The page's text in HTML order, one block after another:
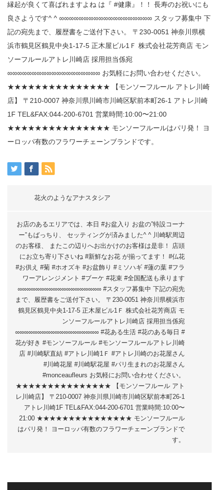
花火のようなアナスタシア️
お店のあるエリアでは、本日 #お盆入り お盆の”特設コーナ
ー”もばっちり、 セッティングが済みました^ ^ 川崎駅周辺
のお客様、 またこの辺りへお出かけのお客様は是非！ 店頭
にお立ち寄り下さいね #新鮮なお花 が揃ってます！ #仏花
#お供え #菊 #ホオズキ #お盆飾り #ミソハギ #蓮の葉 #フラ
ワーアレンジメント #ブーケ #花束 #全国配送も承ります
∞∞∞∞∞∞∞∞∞∞∞∞∞∞∞∞∞∞∞ #スタッフ募集中 下記の宛先
まで、履歴書をご送付下さい。 〒230-0051 神奈川県横浜市
鶴見区鶴見中央1-17-5 正木屋ビル1Ｆ 株式会社花芳商店 モ
ンソーフルールアトレ川崎店 採用担当係宛
∞∞∞∞∞∞∞∞∞∞∞∞∞∞∞∞∞∞∞ #花ある生活 #花のある毎日 #
花が好き #モンソーフルール #モンソーフルールアトレ川崎
店 #川崎駅直結 #アトレ川崎1Ｆ #アトレ川崎のお花屋さん
#川崎花屋 #川崎駅花屋 #パリ生まれのお花屋さん
#monceaufleurs お気軽にお問い合わせください。
★★★★★★★★★★★★★★★ 【モンソーフルール アト
レ川崎店】 〒210-0007 神奈川県川崎市川崎区駅前本町26-1
アトレ川崎1F TEL&FAX:044-200-6701 営業時間:10:00〜
21:00 ★★★★★★★★★★★★★★★ モンソーフルール
はパリ発！ ヨーロッパ有数のフラワーチェーンブランドで
す。